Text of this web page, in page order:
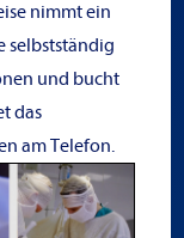
nimmt ein
selbstständig
und bucht
das
am Telefon.